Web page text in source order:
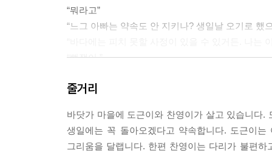
“뭐라고”
“느그 아빠는 약속도 안 지키나? 생일날 오기로 했
“뻥쟁이.”
피했다. 얼굴이 벌개져서는 도근이 멱살을 잡아
--- p.58~60
줄거리
바닷가 마을에 도근이와 찬영이가 살고 있습니다
생일에는 꼭 돌아오겠다고 약속합니다. 도근이
그리움을 달랩니다. 한편 찬영이는 다리가 불편